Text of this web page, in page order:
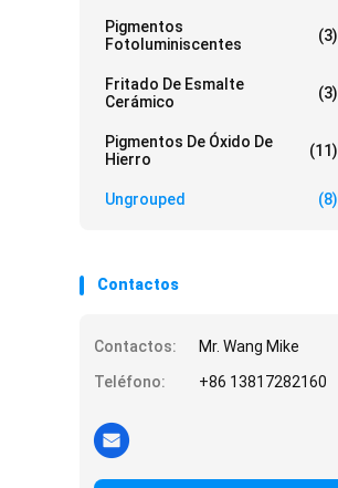
Pigmentos
Fotoluminiscentes
(3)
Fritado De Esmalte
Cerámico
(3)
Pigmentos De Óxido De
Hierro
(11)
Ungrouped (8)
Contactos
Contactos:
Mr. Wang Mike
Teléfono:
+86 13817282160